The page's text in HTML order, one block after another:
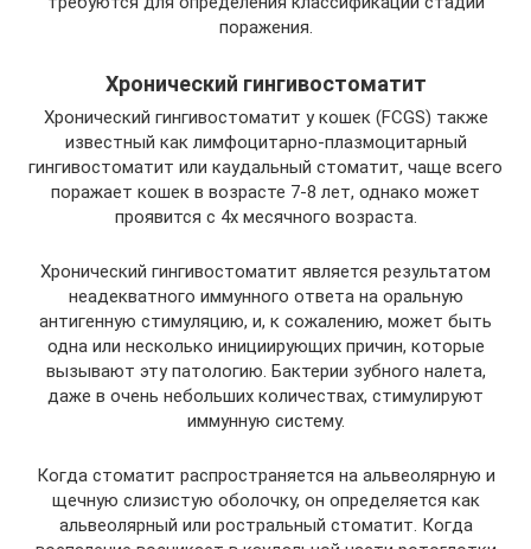
поражения.
Хронический гингивостоматит
Хронический гингивостоматит у кошек (FCGS) также
известный как лимфоцитарно-плазмоцитарный
гингивостоматит или каудальный стоматит, чаще всего
поражает кошек в возрасте 7-8 лет, однако может
проявится с 4х месячного возраста.
Хронический гингивостоматит является результатом
неадекватного иммунного ответа на оральную
антигенную стимуляцию, и, к сожалению, может быть
одна или несколько инициирующих причин, которые
вызывают эту патологию. Бактерии зубного налета,
даже в очень небольших количествах, стимулируют
иммунную систему.
Когда стоматит распространяется на альвеолярную и
щечную слизистую оболочку, он определяется как
альвеолярный или ростральный стоматит. Когда